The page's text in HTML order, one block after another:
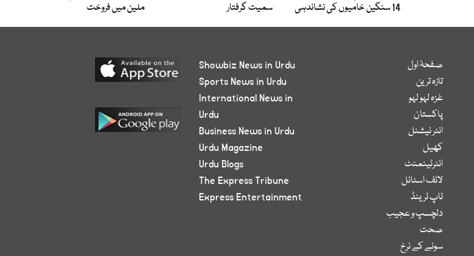
14 سنگین خامیوں کی نشاندہی
سمیت گرفتار
ملین میں فروخت
صفحۂ اول
تازہ ترین
غزہ لہو لہو
پاکستان
انٹر نیشنل
کھیل
انٹرٹینمنٹ
لائف اسٹائل
ٹاپ ٹرینڈ
دلچسپ و عجیب
صحت
سونے کے نرخ
Showbiz News in Urdu
Sports News in Urdu
International News in
Urdu
Business News in Urdu
Urdu Magazine
Urdu Blogs
The Express Tribune
Express Entertainment